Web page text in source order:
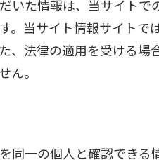
いた情報は、当サイト
。当サイト情報サイトで
、法律の適用を受ける
ん。
同一の個人と確認でき